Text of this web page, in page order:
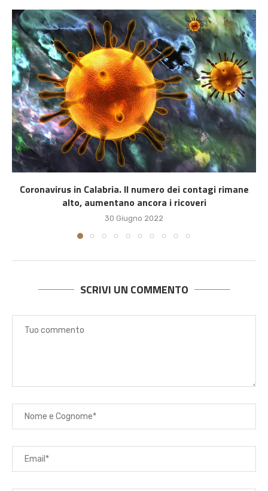
Coronavirus in Calabria. Il numero dei contagi rimane
alto, aumentano ancora i ricoveri
30 Giugno 2022
SCRIVI UN COMMENTO